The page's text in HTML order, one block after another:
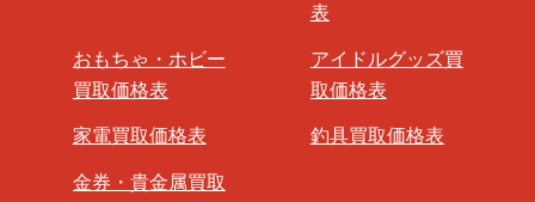
表
おもちゃ・ホビー
買取価格表
アイドルグッズ買
取価格表
家電買取価格表 釣具買取価格表
金券・貴金属買取